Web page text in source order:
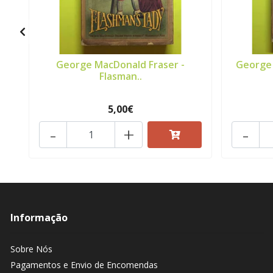
George MacDonald Fraser -
Flasman..
5,00€
+
- -
Informação
Sobre Nós
Pagamentos e Envio de Encomendas